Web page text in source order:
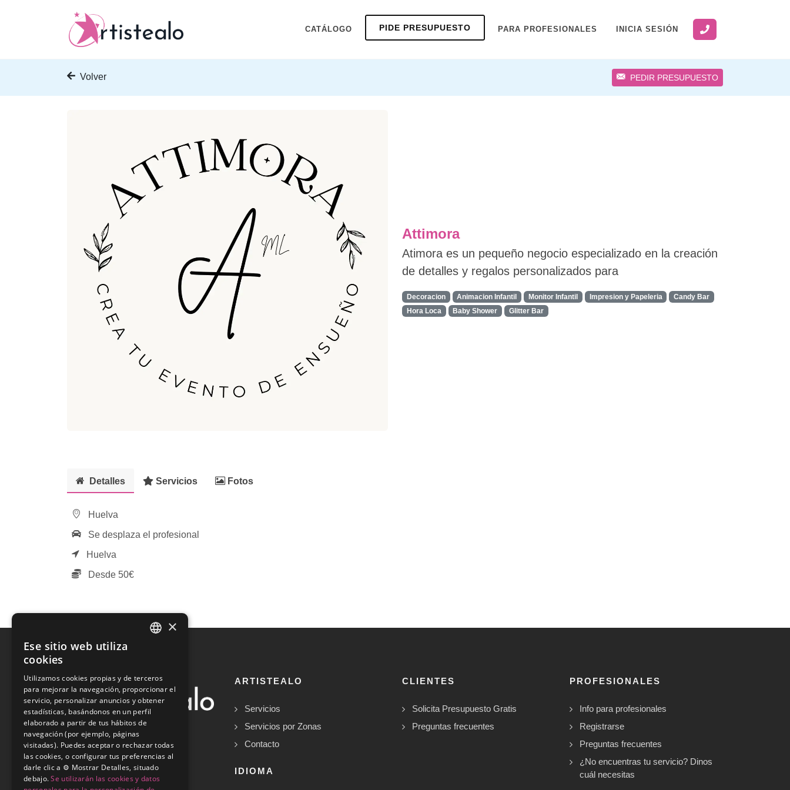
CATÁLOGO PIDE PRESUPUESTO PARA PROFESIONALES INICIA SESIÓN
Volver PEDIR PRESUPUESTO
Attimora
Atimora es un pequeño negocio especializado en la creación
de detalles y regalos personalizados para
Decoracion Animacion Infantil Monitor Infantil Impresion y Papeleria
Candy Bar
Hora Loca
Baby Shower Glitter Bar
Detalles Servicios Fotos
Huelva
Se desplaza el profesional
Huelva
Desde 50€
Copyrights © 2026
ARTISTEALO
Servicios
Servicios por Zonas
Contacto
IDIOMA
CLIENTES
Solicita Presupuesto Gratis
Preguntas frecuentes
PROFESIONALES
Info para profesionales
Registrarse
Preguntas frecuentes
¿No encuentras tu servicio? Dinos
cuál necesitas
×
Ese sitio web utiliza
cookies
Utilizamos cookies propias y de terceros
para mejorar la navegación, proporcionar el
servicio, personalizar anuncios y obtener
estadísticas, basándonos en un perfil
elaborado a partir de tus hábitos de
navegación (por ejemplo, páginas
visitadas). Puedes aceptar o rechazar todas
las cookies, o configurar tus preferencias al
darle clic a ⚙️ Mostrar Detalles, situado
debajo.Se utilizarán las cookies y datos